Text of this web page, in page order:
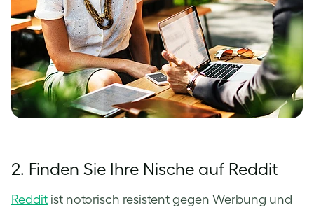
2. Finden Sie Ihre Nische auf Reddit
Reddit ist notorisch resistent gegen Werbung und